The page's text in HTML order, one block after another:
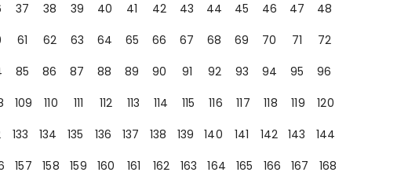
37 38 39 40 41 42 43 44 45 46 47
48
61 62 63 64 65 66 67 68 69 70 71
72
85 86 87 88 89 90 91 92 93 94 95
96
109 110 111 112 113 114 115 116 117 118 119
120
133 134 135 136 137 138 139 140 141 142 143
144
157 158 159 160 161 162 163 164 165 166 167
168